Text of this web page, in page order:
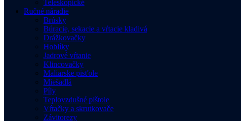
Teleskopické
Ručné náradie
Brúsky
Búracie, sekacie a vŕtacie kladivá
Drážkovačky
Hoblíky
Jadrové vŕtanie
Klincovačky
Maliarske pisťole
Miešadlá
Píly
Teplovzdušné pištole
Vŕtačky a skrutkovače
Závitorezy